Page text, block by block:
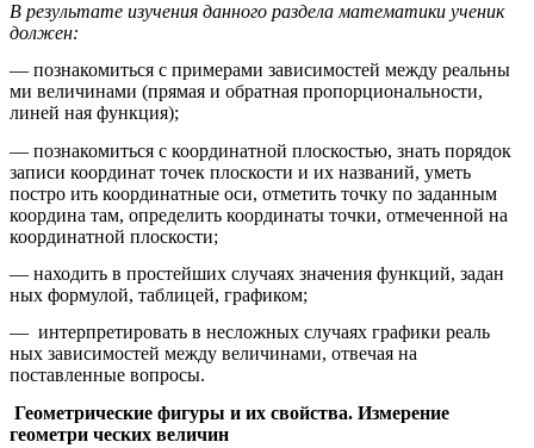
В результате изучения данного раздела математики ученик
должен:
— познакомиться с примерами зависимостей между реальны
ми величинами (прямая и обратная пропорциональности,
линей ная функция);
— познакомиться с координатной плоскостью, знать порядок
записи координат точек плоскости и их названий, уметь
постро ить координатные оси, отметить точку по заданным
координа там, определить координаты точки, отмеченной на
координатной плоскости;
— находить в простейших случаях значения функций, задан
ных формулой, таблицей, графиком;
— интерпретировать в несложных случаях графики реаль
ных зависимостей между величинами, отвечая на
поставленные вопросы.
Геометрические фигуры и их свойства. Измерение
геометри ческих величин